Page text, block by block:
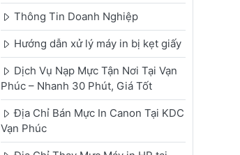
Thông Tin Doanh Nghiệp
Hướng dẫn xử lý máy in bị kẹt giấy
Dịch Vụ Nạp Mực Tận Nơi Tại Vạn
Phúc – Nhanh 30 Phút, Giá Tốt
Địa Chỉ Bán Mực In Canon Tại KDC
Vạn Phúc